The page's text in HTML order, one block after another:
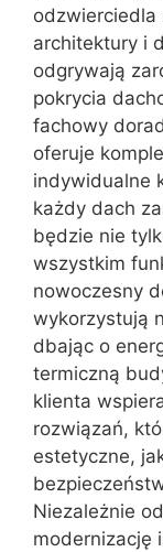
odzwierciedla
architektury i
odgrywają
pokrycia
fachowy
oferuje
indywidualne
każdy dach
będzie nie
wszystkim
nowoczesny
wykorzystują
dbając o
termiczną
klienta
rozwiązań,
estetyczne,
Niezależnie
modernizację